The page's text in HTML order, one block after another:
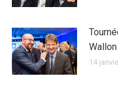
Wallon
14